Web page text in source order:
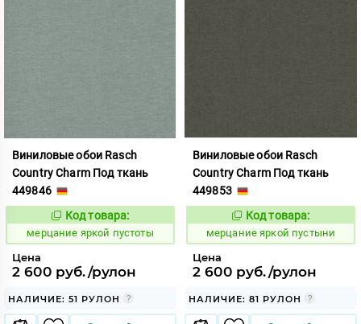
Виниловые обои Rasch
Country Charm Под ткань
449846
975824
Код товара:
мерцание яркой пустоты
Цена
2 600 руб./рулон
НАЛИЧИЕ: 51 РУЛОН
Виниловые обои Rasch
Country Charm Под ткань
449853
975825
Код товара:
мерцание яркой пустыни
Цена
2 600 руб./рулон
НАЛИЧИЕ: 81 РУЛОН